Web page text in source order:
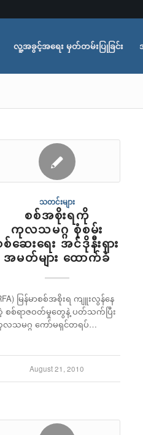
လူ့အခွင့်အရေး မှတ်တမ်းပြုခြင်း
သတင်းများ
စစ်အစိုးရကို
ကုလသမဂ္ဂ စုံစမ်း
စ်ဆေးရေး အင်ဒိုနီးရှား
အမတ်များ ထောက်ခံ
မြန်မာစစ်အစိုးရ ကျူးလွန်နေ
စစ်ရာဇဝတ်မှုတွေနဲ့ ပတ်သက်ပြီး
သမဂ္ဂ ကော်မရှင်တရပ်…
August 21, 2010